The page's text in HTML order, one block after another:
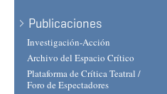
Publicaciones
Investigación-Acción
Archivo del Espacio Crítico
Plataforma de Crítica Teatral /
Foro de Espectadores